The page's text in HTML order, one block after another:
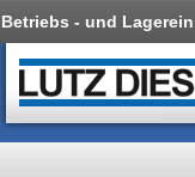
Betriebs - und